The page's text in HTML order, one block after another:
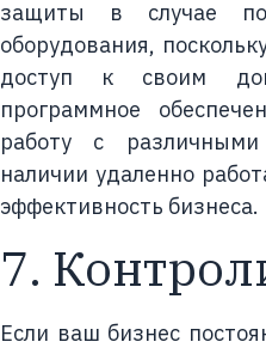
защиты в случае
оборудования,
доступ к своим
программное
работу с
наличии удаленно
эффективность бизнеса.
7.
Если ваш бизнес